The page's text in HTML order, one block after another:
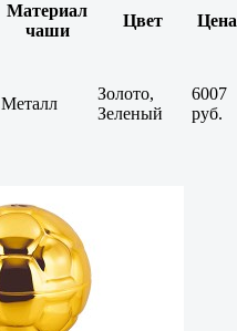
Материал
чаши
Цвет Цена
Металл
Золото,
Зеленый
6007
руб.